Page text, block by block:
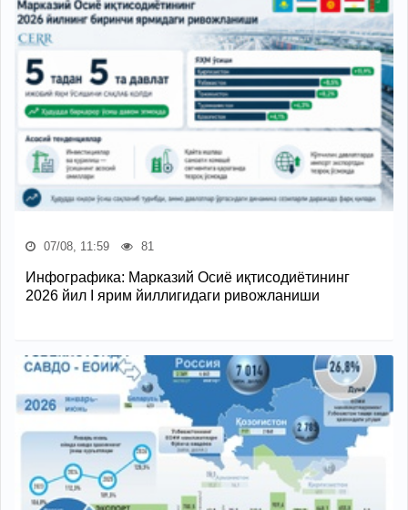
07/08, 11:59 81
Инфографика: Марказий Осиё иқтисодиётининг
2026 йил I ярим йиллигидаги ривожланиши